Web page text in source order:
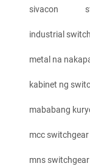
sivacon
industrial
metal na
kabinet ng
mababang
mcc switchgear
mns switchgear